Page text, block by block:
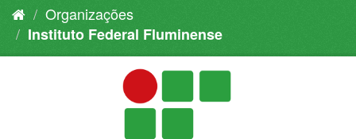
Organizações
Instituto Federal Fluminense